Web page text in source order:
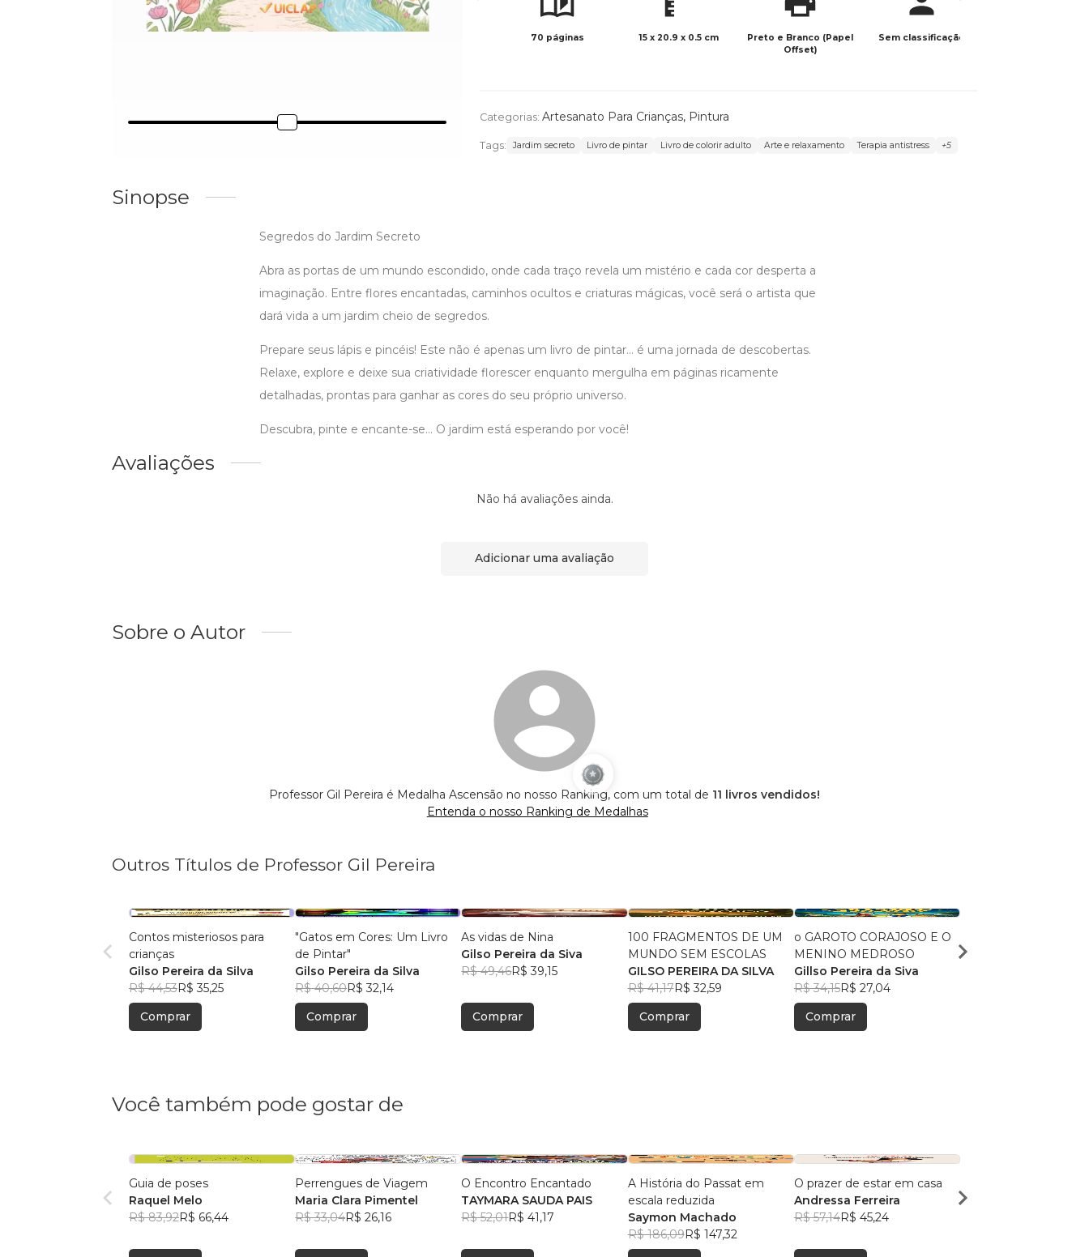
70 páginas 15 x 20.9 x 0.5 cm
Preto e Branco (Papel
Offset)
Sem classificação
Categorias: Artesanato Para Crianças, Pintura
Tags: Jardim secreto Livro de pintar Livro de colorir adulto Arte e relaxamento Terapia antistress +5
Sinopse
Segredos do Jardim Secreto
Abra as portas de um mundo escondido, onde cada traço revela um mistério e cada cor desperta a
imaginação. Entre flores encantadas, caminhos ocultos e criaturas mágicas, você será o artista que
dará vida a um jardim cheio de segredos.
Prepare seus lápis e pincéis! Este não é apenas um livro de pintar… é uma jornada de descobertas.
Relaxe, explore e deixe sua criatividade florescer enquanto mergulha em páginas ricamente
detalhadas, prontas para ganhar as cores do seu próprio universo.
Descubra, pinte e encante-se… O jardim está esperando por você!
Avaliações
Não há avaliações ainda.
Adicionar uma avaliação
Sobre o Autor
Professor Gil Pereira é Medalha Ascensão no nosso Ranking, com um total de 11 livros vendidos!
Entenda o nosso Ranking de Medalhas
Outros Títulos de Professor Gil Pereira
Contos misteriosos para
crianças
Gilso Pereira da Silva
R$ 44,53R$ 35,25
Comprar
"Gatos em Cores: Um Livro
de Pintar"
Gilso Pereira da Silva
R$ 40,60R$ 32,14
Comprar
As vidas de Nina
Gilso Pereira da Siva
R$ 49,46R$ 39,15
Comprar
100 FRAGMENTOS DE UM
MUNDO SEM ESCOLAS
GILSO PEREIRA DA SILVA
R$ 41,17R$ 32,59
Comprar
o GAROTO CORAJOSO E O
MENINO MEDROSO
Gillso Pereira da Siva
R$ 34,15R$ 27,04
Comprar
GILSO PEREIRA DA
Você também pode gostar de
Guia de poses
Raquel Melo
R$ 83,92R$ 66,44
Perrengues de Viagem
Maria Clara Pimentel
R$ 33,04R$ 26,16
O Encontro Encantado
TAYMARA SAUDA PAIS
R$ 52,01R$ 41,17
A História do Passat em
escala reduzida
Saymon Machado
R$ 186,09R$ 147,32
O prazer de estar em casa
Andressa Ferreira
R$ 57,14R$ 45,24
Sandra Gobert